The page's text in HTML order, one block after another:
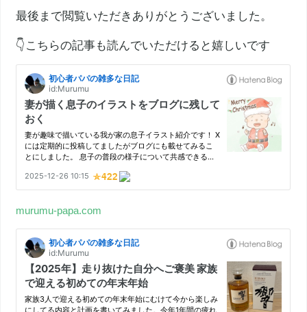
最後まで閲覧いただきありがとうございました。
👇こちらの記事も読んでいただけると嬉しいです
murumu-papa.com